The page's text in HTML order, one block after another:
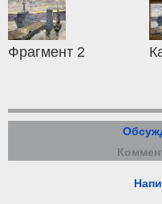
Фрагмент 2